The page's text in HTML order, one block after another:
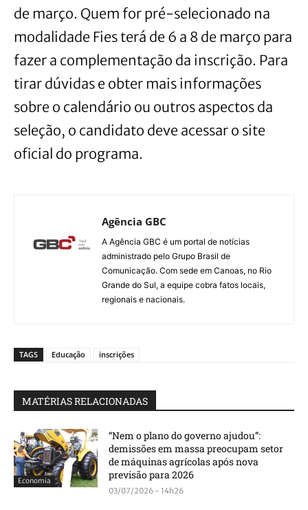
de março. Quem for pré-selecionado na
modalidade Fies terá de 6 a 8 de março para
fazer a complementação da inscrição. Para
tirar dúvidas e obter mais informações
sobre o calendário ou outros aspectos da
seleção, o candidato deve acessar o site
oficial do programa.
Agência GBC
A Agência GBC é um portal de notícias
administrado pelo Grupo Brasil de
Comunicação. Com sede em Canoas, no Rio
Grande do Sul, a equipe cobra fatos locais,
regionais e nacionais.
TAGS Educação inscrições
MATÉRIAS RELACIONADAS
Economia
“Nem o plano do governo ajudou”:
demissões em massa preocupam setor
de máquinas agrícolas após nova
previsão para 2026
03/07/2026 - 14h26